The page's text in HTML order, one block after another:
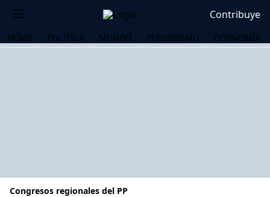
Contribuye
HOME POLÍTICA MUNDO PERIODISMO ECONOMÍA
Congresos regionales del PP